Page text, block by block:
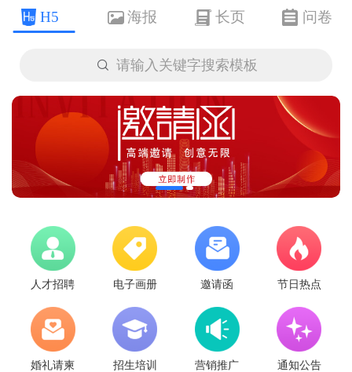
H5 海报 长页 问卷
 请输入关键字搜索模板
人才招聘 电子画册 邀请函 节日热点
婚礼请柬 招生培训 营销推广 通知公告